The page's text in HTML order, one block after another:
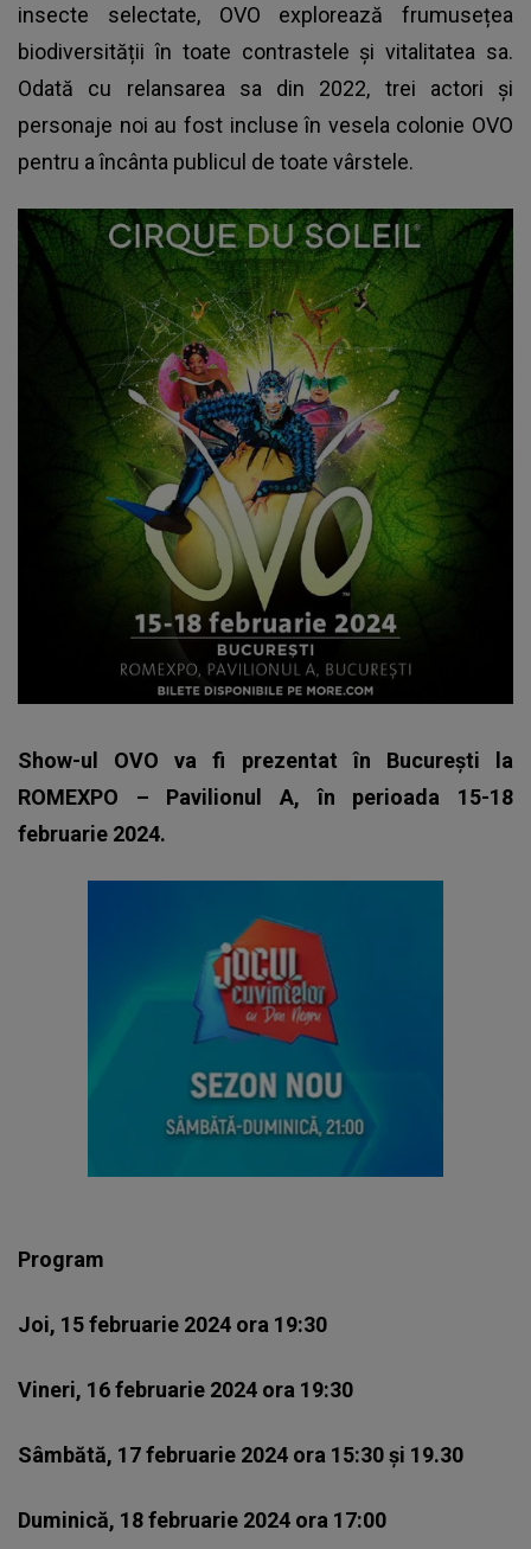
insecte selectate, OVO explorează frumusețea
biodiversității în toate contrastele și vitalitatea sa.
Odată cu relansarea sa din 2022, trei actori și
personaje noi au fost incluse în vesela colonie OVO
pentru a încânta publicul de toate vârstele.
Show-ul OVO va fi prezentat în București la
ROMEXPO – Pavilionul A, în perioada 15-18
februarie 2024.
Program
Joi, 15 februarie 2024 ora 19:30
Vineri, 16 februarie 2024 ora 19:30
Sâmbătă, 17 februarie 2024 ora 15:30 și 19.30
Duminică, 18 februarie 2024 ora 17:00